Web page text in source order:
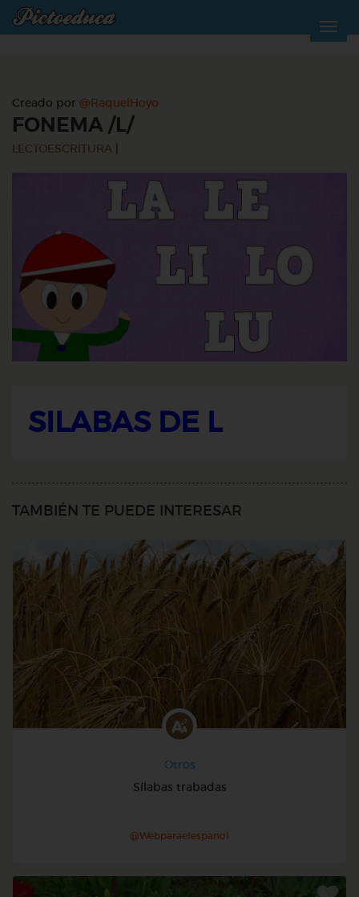
Creado por @RaquelHoyo
FONEMA /L/
LECTOESCRITURA
SILABAS DE L
TAMBIÉN TE PUEDE INTERESAR
Otros
Sílabas trabadas
@Webparaelespanol